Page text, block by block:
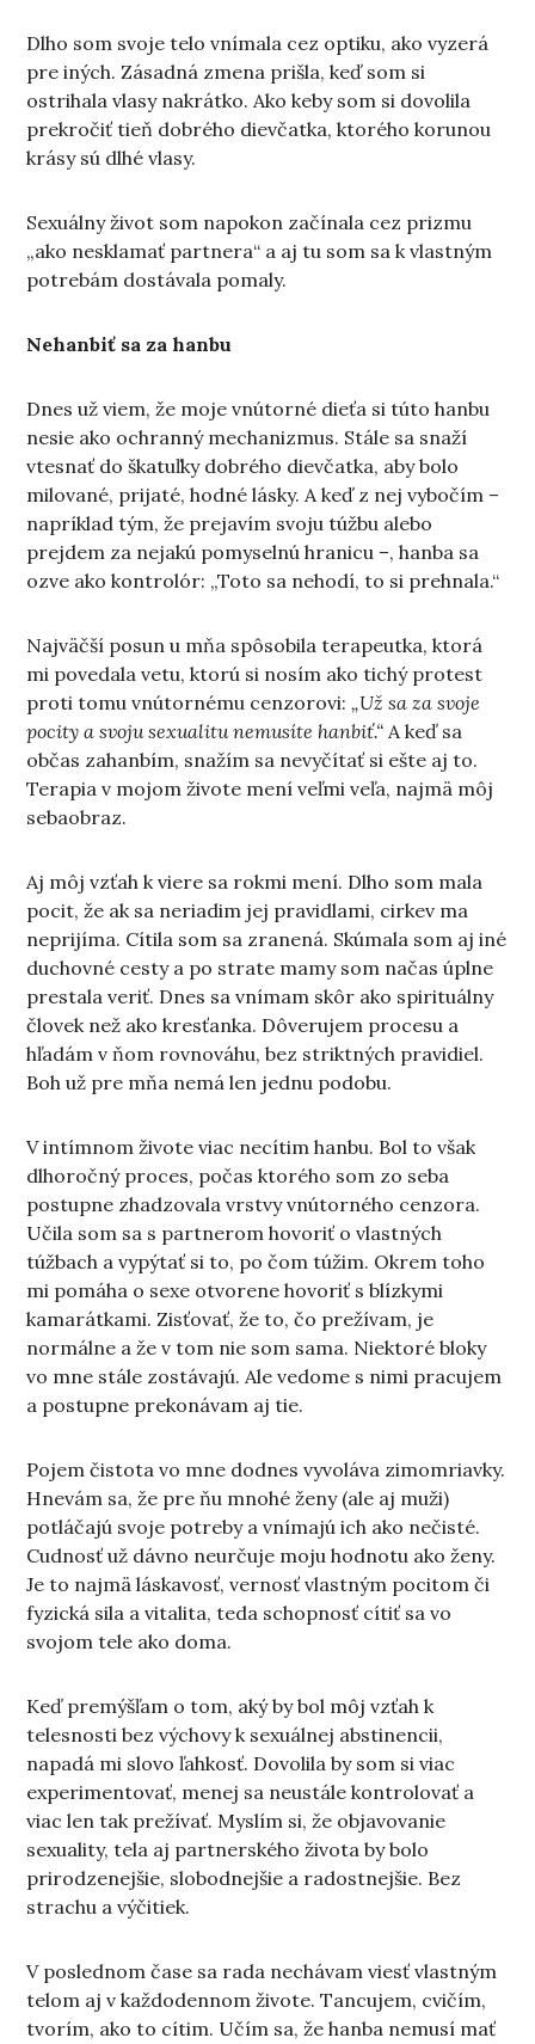
Dlho som svoje telo vnímala cez optiku, ako vyzerá
pre iných. Zásadná zmena prišla, keď som si
ostrihala vlasy nakrátko. Ako keby som si dovolila
prekročiť tieň dobrého dievčatka, ktorého korunou
krásy sú dlhé vlasy.
Sexuálny život som napokon začínala cez prizmu
„ako nesklamať partnera“ a aj tu som sa k vlastným
potrebám dostávala pomaly.
Nehanbiť sa za hanbu
Dnes už viem, že moje vnútorné dieťa si túto hanbu
nesie ako ochranný mechanizmus. Stále sa snaží
vtesnať do škatuľky dobrého dievčatka, aby bolo
milované, prijaté, hodné lásky. A keď z nej vybočím –
napríklad tým, že prejavím svoju túžbu alebo
prejdem za nejakú pomyselnú hranicu –, hanba sa
ozve ako kontrolór: „Toto sa nehodí, to si prehnala.“
Najväčší posun u mňa spôsobila terapeutka, ktorá
mi povedala vetu, ktorú si nosím ako tichý protest
proti tomu vnútornému cenzorovi:„Už sa za svoje
pocity a svoju sexualitu nemusíte hanbiť.“A keď sa
občas zahanbím, snažím sa nevyčítať si ešte aj to.
Terapia v mojom živote mení veľmi veľa, najmä môj
sebaobraz.
Aj môj vzťah k viere sa rokmi mení. Dlho som mala
pocit, že ak sa neriadim jej pravidlami, cirkev ma
neprijíma. Cítila som sa zranená. Skúmala som aj iné
duchovné cesty a po strate mamy som načas úplne
prestala veriť. Dnes sa vnímam skôr ako spirituálny
človek než ako kresťanka. Dôverujem procesu a
hľadám v ňom rovnováhu, bez striktných pravidiel.
Boh už pre mňa nemá len jednu podobu.
V intímnom živote viac necítim hanbu. Bol to však
dlhoročný proces, počas ktorého som zo seba
postupne zhadzovala vrstvy vnútorného cenzora.
Učila som sa s partnerom hovoriť o vlastných
túžbach a vypýtať si to, po čom túžim. Okrem toho
mi pomáha o sexe otvorene hovoriť s blízkymi
kamarátkami. Zisťovať, že to, čo prežívam, je
normálne a že v tom nie som sama. Niektoré bloky
vo mne stále zostávajú. Ale vedome s nimi pracujem
a postupne prekonávam aj tie.
Pojem čistota vo mne dodnes vyvoláva zimomriavky.
Hnevám sa, že pre ňu mnohé ženy (ale aj muži)
potláčajú svoje potreby a vnímajú ich ako nečisté.
Cudnosť už dávno neurčuje moju hodnotu ako ženy.
Je to najmä láskavosť, vernosť vlastným pocitom či
fyzická sila a vitalita, teda schopnosť cítiť sa vo
svojom tele ako doma.
Keď premýšľam o tom, aký by bol môj vzťah k
telesnosti bez výchovy k sexuálnej abstinencii,
napadá mi slovo ľahkosť. Dovolila by som si viac
experimentovať, menej sa neustále kontrolovať a
viac len tak prežívať. Myslím si, že objavovanie
sexuality, tela aj partnerského života by bolo
prirodzenejšie, slobodnejšie a radostnejšie. Bez
strachu a výčitiek.
V poslednom čase sa rada nechávam viesť vlastným
telom aj v každodennom živote. Tancujem, cvičím,
tvorím, ako to cítim. Učím sa, že hanba nemusí mať